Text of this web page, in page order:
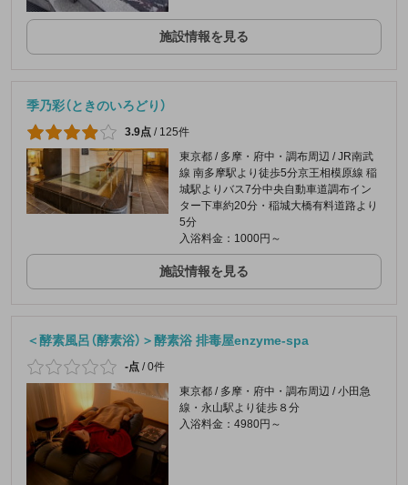
施設情報を見る
季乃彩（ときのいろどり）
3.9点 / 125件
東京都 / 多摩・府中・調布周辺 / JR南武
線 南多摩駅より徒歩5分京王相模原線 稲
城駅よりバス7分中央自動車道調布イン
ター下車約20分・稲城大橋有料道路より
5分
入浴料金：1000円～
施設情報を見る
＜酵素風呂（酵素浴）＞酵素浴 排毒屋enzyme-spa
-点 /0件
東京都 / 多摩・府中・調布周辺 / 小田急
線・永山駅より徒歩８分
入浴料金：4980円～